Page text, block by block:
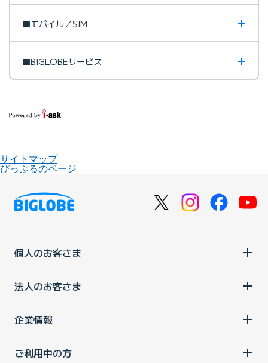
■モバイル／SIM
■BIGLOBEサービス
サイトマップ
びっぷるのページ
個人のお客さま
法人のお客さま
企業情報
ご利用中の方